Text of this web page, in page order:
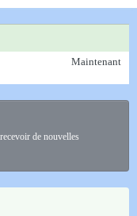
Maintenant
de nouvelles